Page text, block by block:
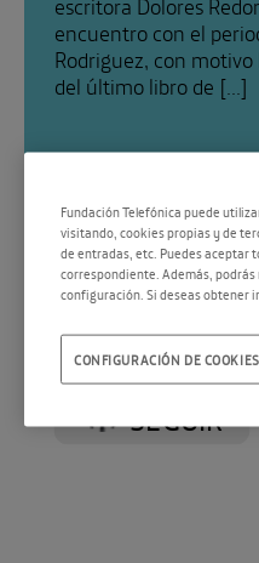
encuentro con el
Rodriguez, con
del último libro de [...]
SEGUIR
Fundación Telefónica puede
visitando, cookies propias y de
de entradas, etc. Puedes aceptar
correspondiente. Además,
configuración. Si deseas obtener
CONFIGURACIÓN DE COOKIES